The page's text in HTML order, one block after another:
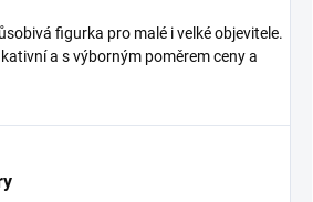
figurka pro malé i velké objevitele.
a s výborným poměrem ceny a